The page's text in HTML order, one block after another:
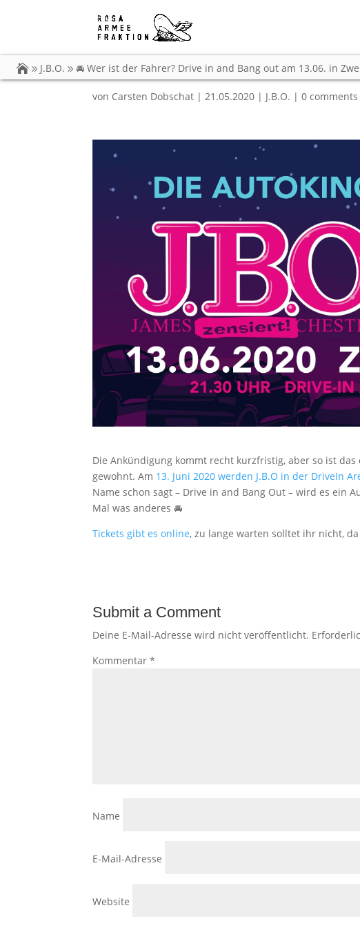
J.B.O. 🚘 Wer ist der Fahrer? Drive in and Bang out am 13.06. in
🚘 Wer ist der Fahrer?
in Zweibrücken!
von Carsten Dobschat |21.05.2020 | J.B.O. |0 comments
Die Ankündigung kommt recht kurzfristig, aber so ist
gewohnt. Am 13. Juni 2020 werden J.B.O in der DriveIn
Name schon sagt – Drive in and Bang Out – wird es ein
Mal was anderes 🚘
Tickets gibt es online, zu lange warten solltet ihr nicht,
Submit a Comment
Deine E-Mail-Adresse wird nicht veröffentlicht.
Kommentar*
Name
E-Mail-Adresse
Website